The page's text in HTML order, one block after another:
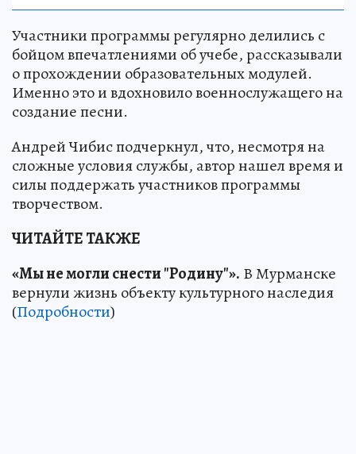
Участники программы регулярно делились с
бойцом впечатлениями об учебе, рассказывали
о прохождении образовательных модулей.
Именно это и вдохновило военнослужащего на
создание песни.
Андрей Чибис подчеркнул, что, несмотря на
сложные условия службы, автор нашел время и
силы поддержать участников программы
творчеством.
ЧИТАЙТЕ ТАКЖЕ
«Мы не могли снести "Родину"». В Мурманске
вернули жизнь объекту культурного наследия
(Подробности)